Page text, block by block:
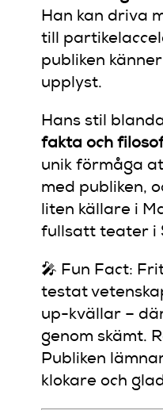
Han kan driva
till
publiken
upplyst.
Hans stil
fakta och
unik förmåga
med publiken,
liten källare i
fullsatt teater i
🎤 Fun Fact:
testat
up-kvällar –
genom skämt.
Publiken
klokare och